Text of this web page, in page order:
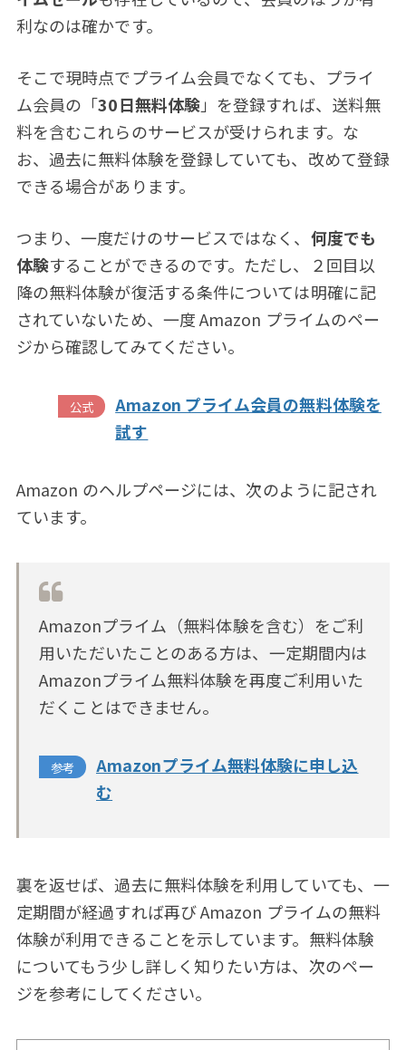
利なのは確かです。
そこで現時点でプライム会員でなくても、プライ
ム会員の「30日無料体験」を登録すれば、送料無
料を含むこれらのサービスが受けられます。な
お、過去に無料体験を登録していても、改めて登録
できる場合があります。
つまり、一度だけのサービスではなく、 何度でも
体験することができるのです。ただし、２回目以
降の無料体験が復活する条件については明確に記
されていないため、一度 Amazon プライムのペー
ジから確認してみてください。
Amazon プライム会員の無料体験を
試す
Amazon のヘルプページには、次のように記され
ています。
Amazonプライム（無料体験を含む）をご利
用いただいたことのある方は、一定期間内は
Amazonプライム無料体験を再度ご利用いた
だくことはできません。
Amazonプライム無料体験に申し込
む
裏を返せば、過去に無料体験を利用していても、一
定期間が経過すれば再び Amazon プライムの無料
体験が利用できることを示しています。無料体験
についてもう少し詳しく知りたい方は、次のペー
ジを参考にしてください。